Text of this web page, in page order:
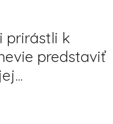
prirástli k
predstaviť